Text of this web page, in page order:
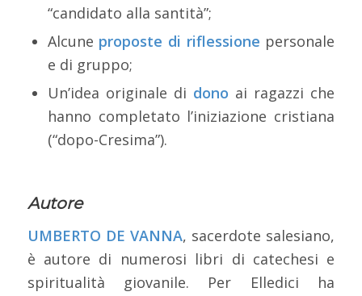
“candidato alla santità”;
Alcune proposte di riflessione personale
e di gruppo;
Un’idea originale di dono ai ragazzi che
hanno completato l’iniziazione cristiana
(“dopo-Cresima”).
Autore
UMBERTO DE VANNA, sacerdote salesiano,
è autore di numerosi libri di catechesi e
spiritualità giovanile. Per Elledici ha